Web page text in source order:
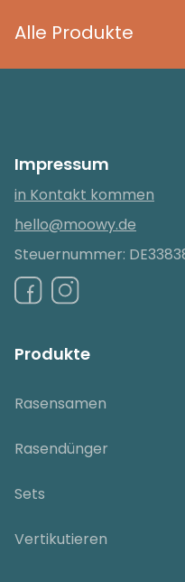
Alle Produkte
Impressum
in Kontakt kommen
hello@moowy.de
Steuernummer:
Produkte
Rasensamen
Rasendünger
Sets
Vertikutieren